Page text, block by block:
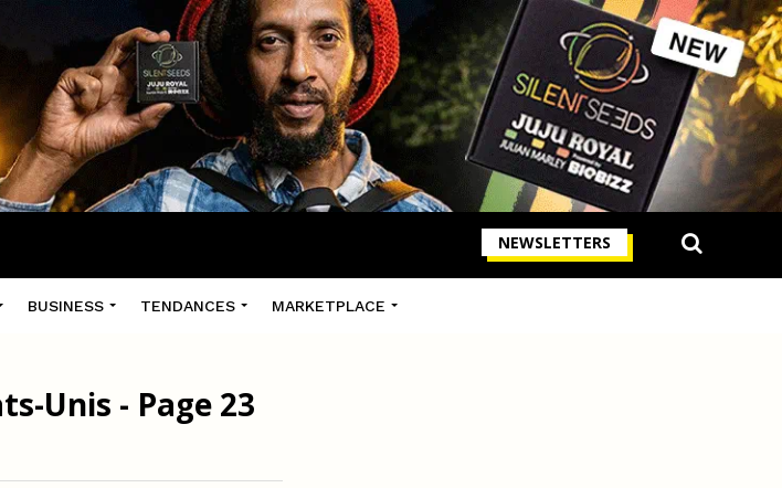
NEWSLETTERS
BUSINESS TENDANCES MARKETPLACE
Unis - Page 23